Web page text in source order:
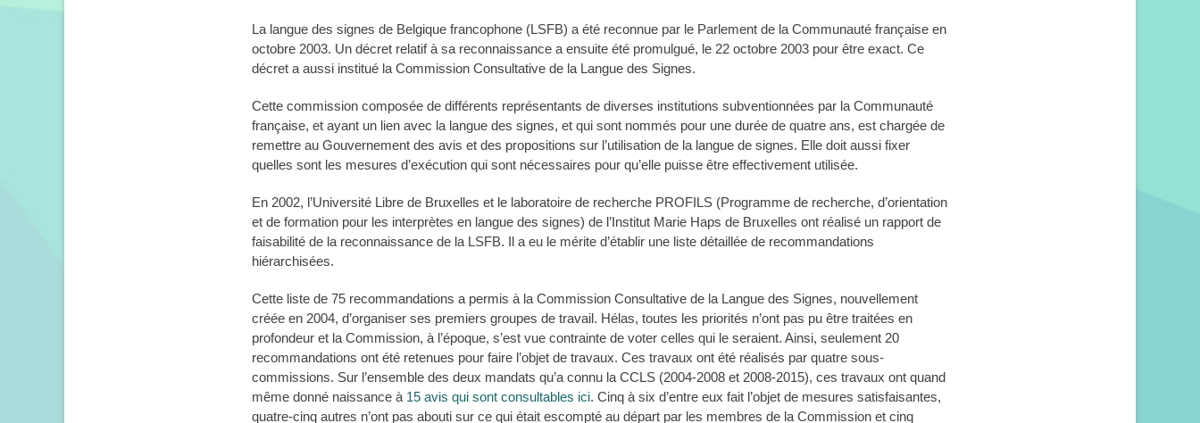
La langue des signes de Belgique francophone (LSFB) a été reconnue par le Parlement de la Communauté française en
octobre 2003. Un décret relatif à sa reconnaissance a ensuite été promulgué, le 22 octobre 2003 pour être exact. Ce
décret a aussi institué la Commission Consultative de la Langue des Signes.
Cette commission composée de différents représentants de diverses institutions subventionnées par la Communauté
française, et ayant un lien avec la langue des signes, et qui sont nommés pour une durée de quatre ans, est chargée de
remettre au Gouvernement des avis et des propositions sur l’utilisation de la langue de signes. Elle doit aussi fixer
quelles sont les mesures d’exécution qui sont nécessaires pour qu’elle puisse être effectivement utilisée.
En 2002, l’Université Libre de Bruxelles et le laboratoire de recherche PROFILS (Programme de recherche, d’orientation
et de formation pour les interprètes en langue des signes) de l’Institut Marie Haps de Bruxelles ont réalisé un rapport de
faisabilité de la reconnaissance de la LSFB. Il a eu le mérite d’établir une liste détaillée de recommandations
hiérarchisées.
Cette liste de 75 recommandations a permis à la Commission Consultative de la Langue des Signes, nouvellement
créée en 2004, d’organiser ses premiers groupes de travail. Hélas, toutes les priorités n’ont pas pu être traitées en
profondeur et la Commission, à l’époque, s’est vue contrainte de voter celles qui le seraient. Ainsi, seulement 20
recommandations ont été retenues pour faire l’objet de travaux. Ces travaux ont été réalisés par quatre sous-
commissions. Sur l’ensemble des deux mandats qu’a connu la CCLS (2004-2008 et 2008-2015), ces travaux ont quand
même donné naissance à 15 avis qui sont consultables ici. Cinq à six d’entre eux fait l’objet de mesures satisfaisantes,
quatre-cinq autres n’ont pas abouti sur ce qui était escompté au départ par les membres de la Commission et cinq